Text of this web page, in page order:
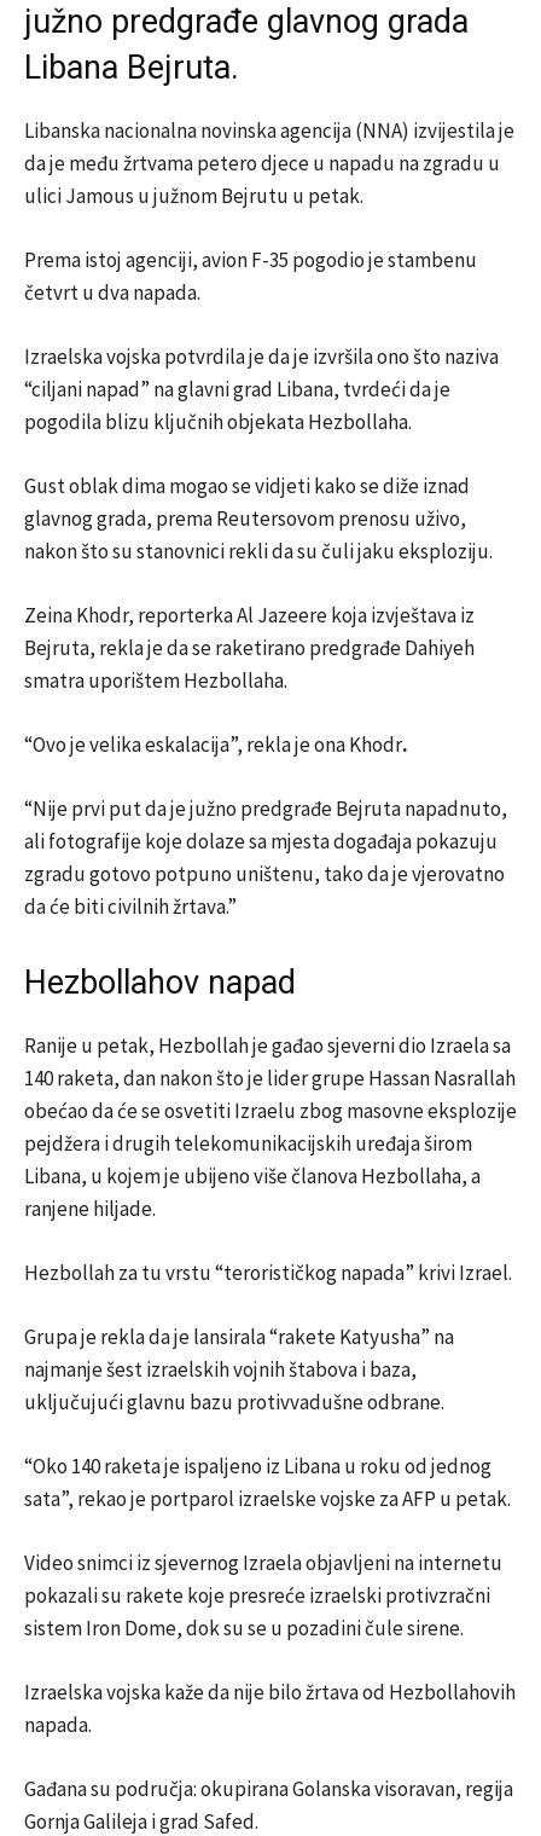
južno predgrađe glavnog grada
Libana Bejruta.
Libanska nacionalna novinska agencija (NNA) izvijestila je
da je među žrtvama petero djece u napadu na zgradu u
ulici Jamous u južnom Bejrutu u petak.
e
n
o
f
l
s
t
Prema istoj agenciji, avion F-35 pogodio je stambenu
četvrt u dva napada.
Izraelska vojska potvrdila je da je izvršila ono što naziva
“ciljani napad” na glavni grad Libana, tvrdeći da je
pogodila blizu ključnih objekata Hezbollaha.
Gust oblak dima mogao se vidjeti kako se diže iznad
glavnog grada, prema Reutersovom prenosu uživo,
nakon što su stanovnici rekli da su čuli jaku eksploziju.
Zeina Khodr, reporterka Al Jazeere koja izvještava iz
Bejruta, rekla je da se raketirano predgrađe Dahiyeh
smatra uporištem Hezbollaha.
“Ovo je velika eskalacija”, rekla je ona Khodr.
“Nije prvi put da je južno predgrađe Bejruta napadnuto,
ali fotografije koje dolaze sa mjesta događaja pokazuju
zgradu gotovo potpuno uništenu, tako da je vjerovatno
da će biti civilnih žrtava.”
Hezbollahov napad
Ranije u petak, Hezbollah je gađao sjeverni dio Izraela sa
140 raketa, dan nakon što je lider grupe Hassan Nasrallah
obećao da će se osvetiti Izraelu zbog masovne eksplozije
pejdžera i drugih telekomunikacijskih uređaja širom
Libana, u kojem je ubijeno više članova Hezbollaha, a
ranjene hiljade.
Hezbollah za tu vrstu “terorističkog napada” krivi Izrael.
Grupa je rekla da je lansirala “rakete Katyusha” na
najmanje šest izraelskih vojnih štabova i baza,
uključujući glavnu bazu protivvadušne odbrane.
“Oko 140 raketa je ispaljeno iz Libana u roku od jednog
sata”, rekao je portparol izraelske vojske za AFP u petak.
Video snimci iz sjevernog Izraela objavljeni na internetu
pokazali su rakete koje presreće izraelski protivzračni
sistem Iron Dome, dok su se u pozadini čule sirene.
Izraelska vojska kaže da nije bilo žrtava od Hezbollahovih
napada.
Gađana su područja: okupirana Golanska visoravan, regija
Gornja Galileja i grad Safed.